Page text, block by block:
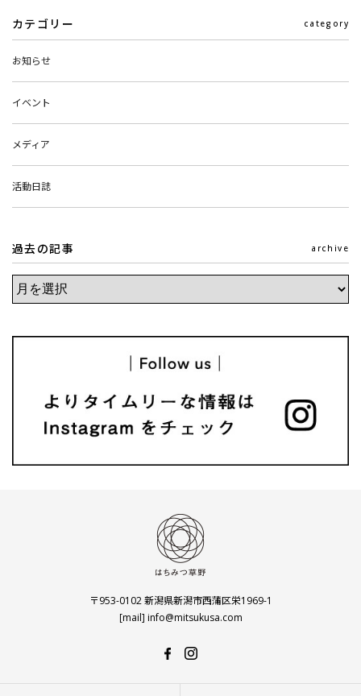
カテゴリー category
お知らせ
イベント
メディア
活動日誌
過去の記事 archive
〒953-0102 新潟県新潟市西蒲区栄1969-1
[mail] info@mitsukusa.com